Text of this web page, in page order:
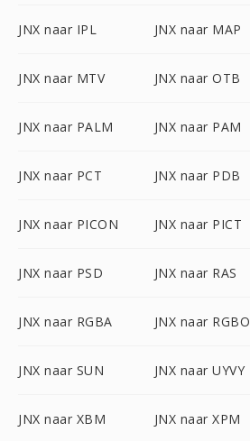
JNX naar IPL JNX naar MAP
JNX naar MTV JNX naar OTB
JNX naar PALM JNX naar PAM
JNX naar PCT JNX naar PDB
JNX naar PICON JNX naar PICT
JNX naar PSD JNX naar RAS
JNX naar RGBA JNX naar RGBO
JNX naar SUN JNX naar UYVY
JNX naar XBM JNX naar XPM